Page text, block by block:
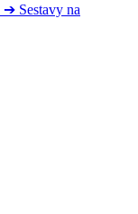
➔ Sestavy na